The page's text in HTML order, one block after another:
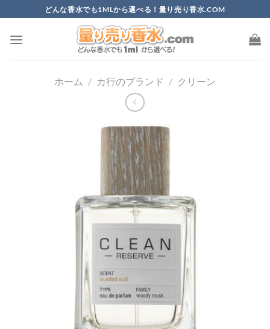
to
content
どんな香水でも1MLから選べる！量り売り香水.COM
ホーム / カ行のブランド / クリーン